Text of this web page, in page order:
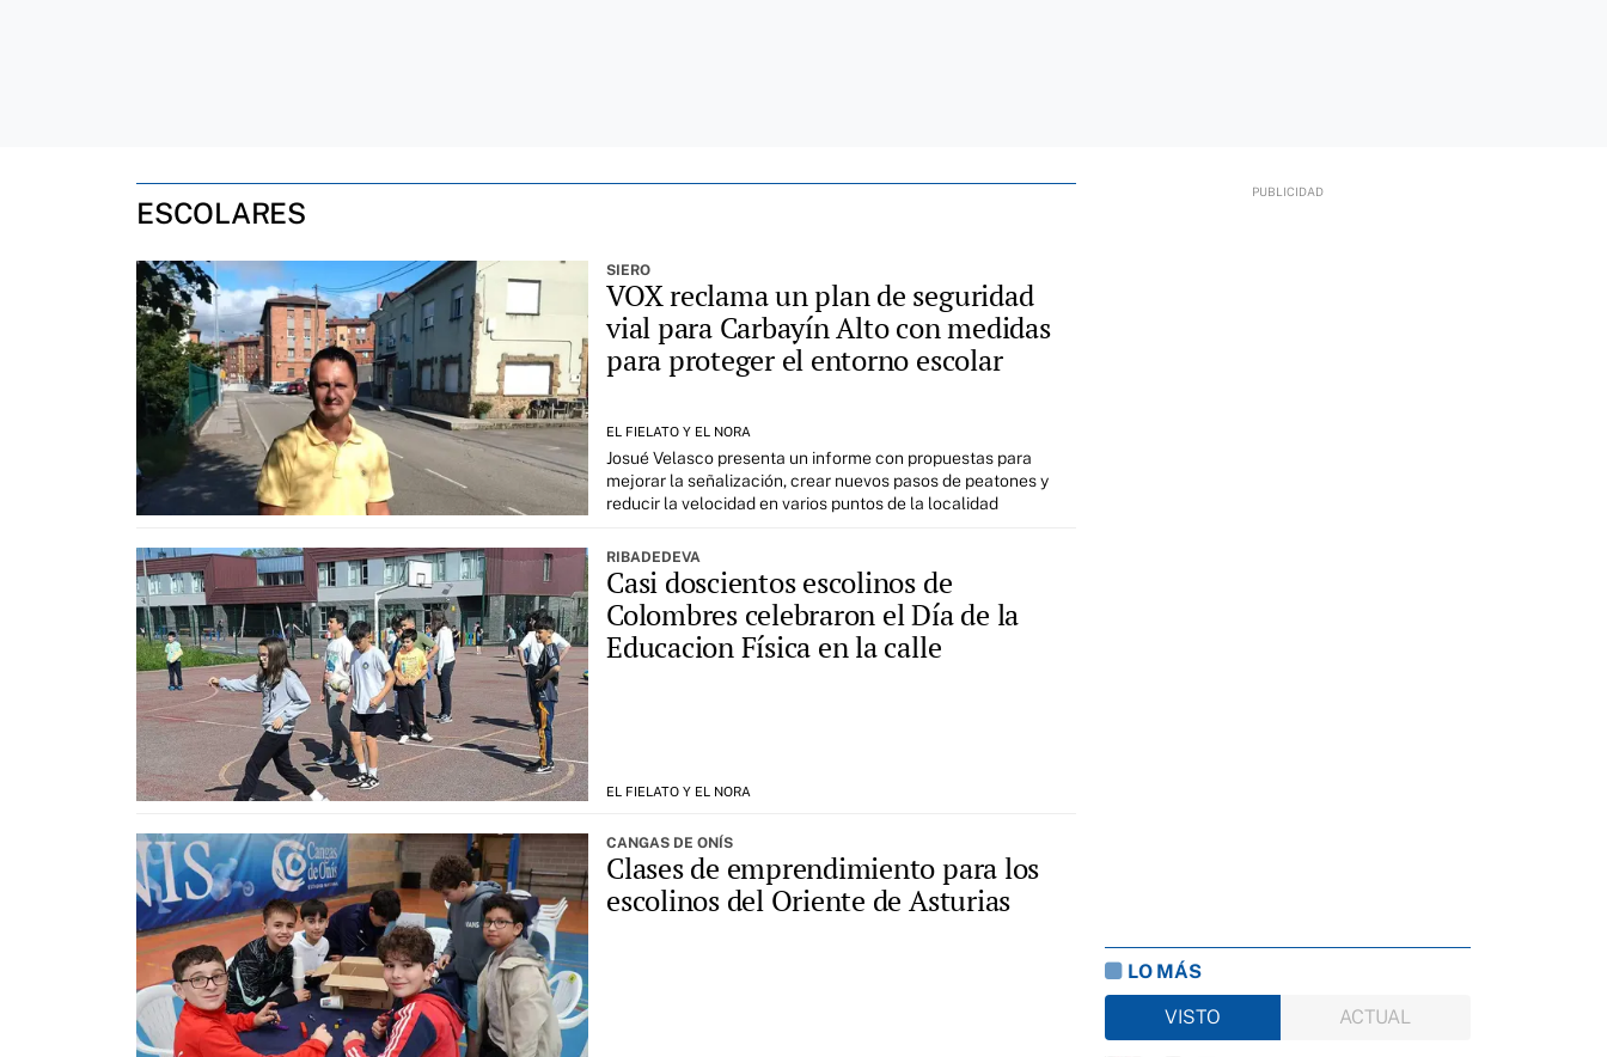
ESCOLARES
SIERO
VOX reclama un plan de seguridad
vial para Carbayín Alto con medidas
para proteger el entorno escolar
EL FIELATO Y EL NORA
Josué Velasco presenta un informe con propuestas para
mejorar la señalización, crear nuevos pasos de peatones y
reducir la velocidad en varios puntos de la localidad
RIBADEDEVA
Casi doscientos escolinos de
Colombres celebraron el Día de la
Educacion Física en la calle
EL FIELATO Y EL NORA
CANGAS DE ONÍS
Clases de emprendimiento para los
escolinos del Oriente de Asturias
LO MÁS
VISTO
ACTUAL